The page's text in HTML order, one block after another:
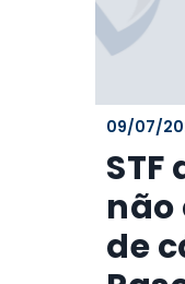
09/07/
STF
não
de